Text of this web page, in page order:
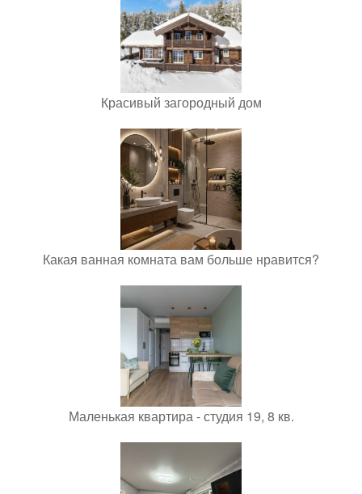
Красивый загородный дом
Какая ванная комната вам больше нравится?
Маленькая квартира - студия 19, 8 кв.